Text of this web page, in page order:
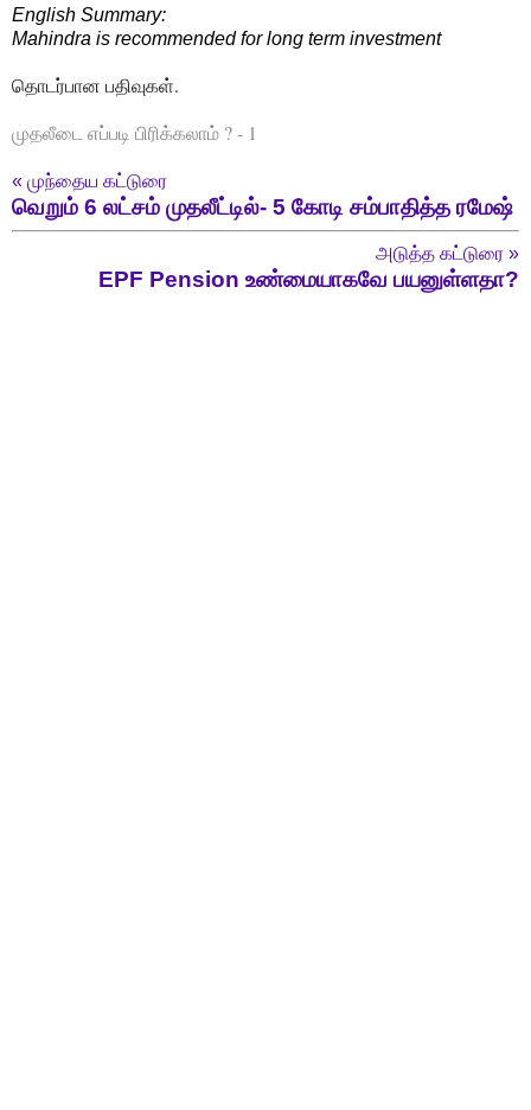
English Summary:
Mahindra is recommended for long term investment
தொடர்பான பதிவுகள்.
முதலீடை எப்படி பிரிக்கலாம் ? - 1
« முந்தைய கட்டுரை
வெறும் 6 லட்சம் முதலீட்டில்- 5 கோடி சம்பாதித்த ரமேஷ்
அடுத்த கட்டுரை »
EPF Pension உண்மையாகவே பயனுள்ளதா?